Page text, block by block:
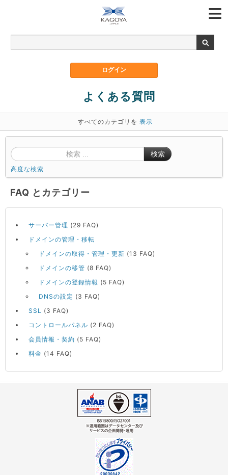
よくある質問
すべてのカテゴリを 表示
検索
高度な検索
FAQ とカテゴリー
サーバー管理 (29 FAQ)
ドメインの管理・移転
ドメインの取得・管理・更新 (13 FAQ)
ドメインの移管 (8 FAQ)
ドメインの登録情報 (5 FAQ)
DNSの設定 (3 FAQ)
SSL
(3 FAQ)
コントロールパネル (2 FAQ)
会員情報・契約 (5 FAQ)
料金 (14 FAQ)